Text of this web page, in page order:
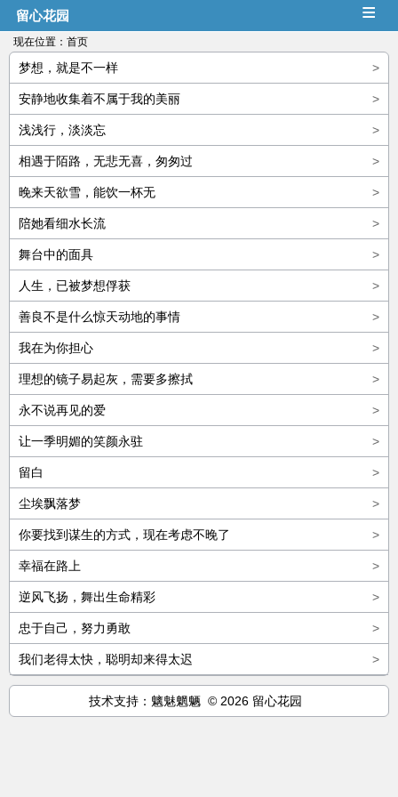
留心花园 ≡
现在位置： 首页
>
梦想，就是不一样
>
安静地收集着不属于我的美丽
>
浅浅行，淡淡忘
>
相遇于陌路，无悲无喜，匆匆过
>
晚来天欲雪，能饮一杯无
>
陪她看细水长流
>
舞台中的面具
>
人生，已被梦想俘获
>
善良不是什么惊天动地的事情
>
我在为你担心
>
理想的镜子易起灰，需要多擦拭
>
永不说再见的爱
>
让一季明媚的笑颜永驻
>
留白
>
尘埃飘落梦
>
你要找到谋生的方式，现在考虑不晚了
>
幸福在路上
>
逆风飞扬，舞出生命精彩
>
忠于自己，努力勇敢
>
我们老得太快，聪明却来得太迟
技术支持：魑魅魍魉 © 2026 留心花园